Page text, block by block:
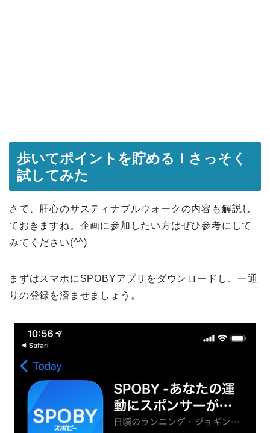
歩いてポイントを貯める！さっそく
試してみた
さて、肝心のサスティナブルウォークの内容も解説し
ておきますね。企画に参加したい方はぜひ参考にして
みてください(^^)
まずはスマホにSPOBYアプリをダウンロードし、一通
りの登録を済ませましょう。